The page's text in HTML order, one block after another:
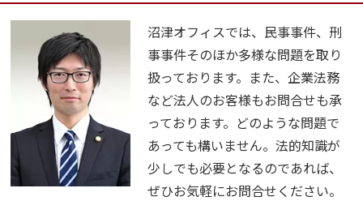
沼津オフィスでは、民事事件、刑
事事件そのほか多様な問題を取り
扱っております。また、企業法務
など法人のお客様もお問合せも承
っております。どのような問題で
あっても構いません。法的知識が
少しでも必要となるのであれば、
ぜひお気軽にお問合せください。